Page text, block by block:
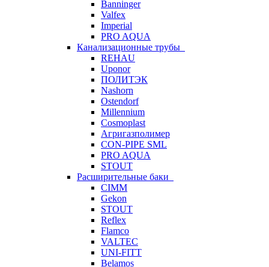
Banninger
Valfex
Imperial
PRO AQUA
Канализационные трубы
REHAU
Uponor
ПОЛИТЭК
Nashorn
Ostendorf
Millennium
Cosmoplast
Агригазполимер
CON-PIPE SML
PRO AQUA
STOUT
Расширительные баки
CIMM
Gekon
STOUT
Reflex
Flamco
VALTEC
UNI-FITT
Belamos